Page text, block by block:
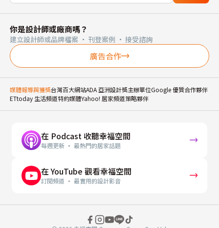
你是設計師或廠商嗎？
建立設計師或品牌檔案 · 刊登案例 · 接受諮詢
廣告合作
媒體報導與獲獎台灣百大網站ADA 亞洲設計獎主辦單位Google 優質合作夥伴
ETtoday 生活頻道特約媒體Yahoo! 居家頻道策略夥伴
在 Podcast 收聽幸福空間
每週更新 · 最熱門的居家話題
在 YouTube 觀看幸福空間
訂閱頻道 · 最實用的設計影音